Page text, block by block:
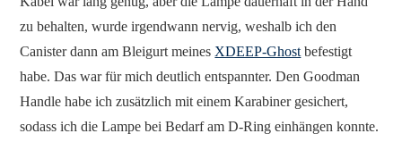
zu behalten, wurde irgendwann nervig, weshalb ich den
Canister dann am Bleigurt meines XDEEP-Ghost befestigt
habe. Das war für mich deutlich entspannter. Den Goodman
Handle habe ich zusätzlich mit einem Karabiner gesichert,
sodass ich die Lampe bei Bedarf am D-Ring einhängen konnte.